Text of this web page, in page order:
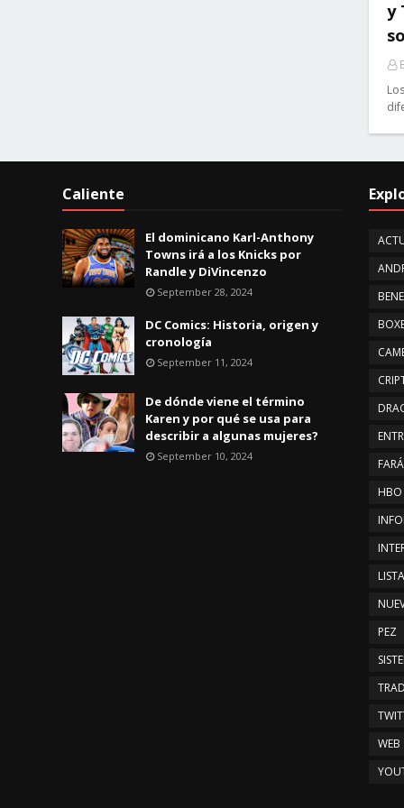
y
Caliente
El dominicano Karl-Anthony
Towns irá a los Knicks por
Randle y DiVincenzo
September 28, 2024
DC Comics: Historia, origen y
cronología
September 11, 2024
De dónde viene el término
Karen y por qué se usa para
describir a algunas mujeres?
September 10, 2024
HBO
LISTA
PEZ
WEB